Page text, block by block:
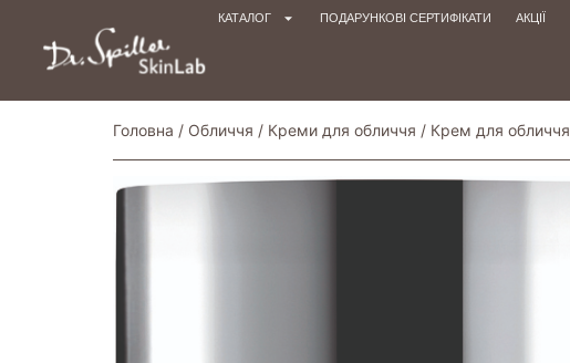
КАТАЛОГ ПОДАРУНКОВІ СЕРТИФІКАТИ АКЦІЇ
Головна / Обличчя / Креми для обличчя / Крем для обличчя